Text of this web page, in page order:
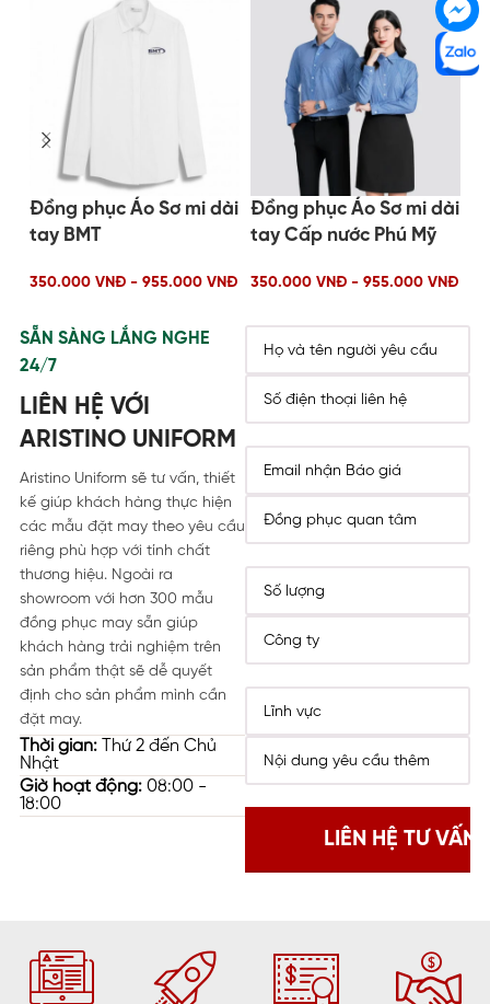
Đồng phục Áo Sơ mi dài
tay BMT
350.000 VNĐ - 955.000 VNĐ
Đồng phục Áo Sơ mi dài
tay Cấp nước Phú Mỹ
350.000 VNĐ - 955.000 VNĐ
SẴN SÀNG LẮNG NGHE
24/7
LIÊN HỆ VỚI
ARISTINO UNIFORM
Aristino Uniform sẽ tư vấn, thiết
kế giúp khách hàng thực hiện
các mẫu đặt may theo yêu cầu
riêng phù hợp với tính chất
thương hiệu. Ngoài ra
showroom với hơn 300 mẫu
đồng phục may sẵn giúp
khách hàng trải nghiệm trên
sản phẩm thật sẽ dễ quyết
định cho sản phẩm mình cần
đặt may.
Thời gian:Thứ 2 đến Chủ
Nhật
Giờ hoạt động:08:00 -
18:00